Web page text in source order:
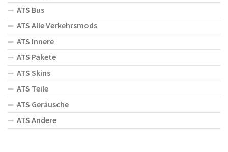
ATS Bus
ATS Alle Verkehrsmods
ATS Innere
ATS Pakete
ATS Skins
ATS Teile
ATS Geräusche
ATS Andere